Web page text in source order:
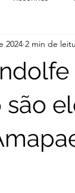
são
2024 2 min de